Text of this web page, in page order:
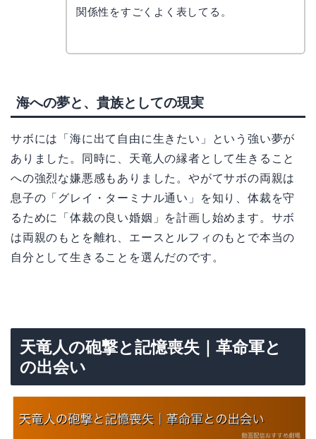
関係性をすごくよく表してる。
海への夢と、貴族としての現実
サボには「海に出て自由に生きたい」という強い夢が
ありました。同時に、天竜人の縁者として生きること
への強烈な嫌悪感もありました。やがてサボの両親は
息子の「グレイ・ターミナル通い」を知り、体裁を守
るために「体裁の良い婚姻」を計画し始めます。サボ
は両親のもとを離れ、エースとルフィのもとで本当の
自分として生きることを選んだのです。
天竜人の砲撃と記憶喪失｜革命軍と
の出会い